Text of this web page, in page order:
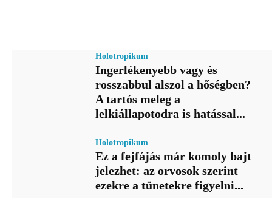
Holotropikum
Ingerlékenyebb vagy és
rosszabbul alszol a hőségben?
A tartós meleg a
lelkiállapotodra is hatással...
Holotropikum
Ez a fejfájás már komoly bajt
jelezhet: az orvosok szerint
ezekre a tünetekre figyelni...